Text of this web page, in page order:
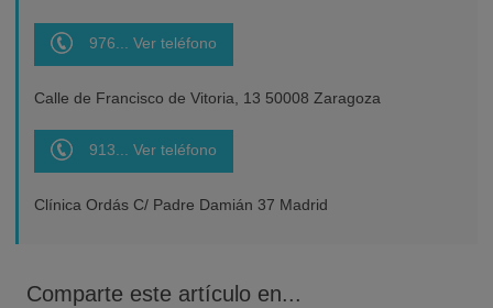
976... Ver teléfono
Calle de Francisco de Vitoria, 13 50008 Zaragoza
913... Ver teléfono
Clínica Ordás C/ Padre Damián 37 Madrid
Comparte este artículo en...